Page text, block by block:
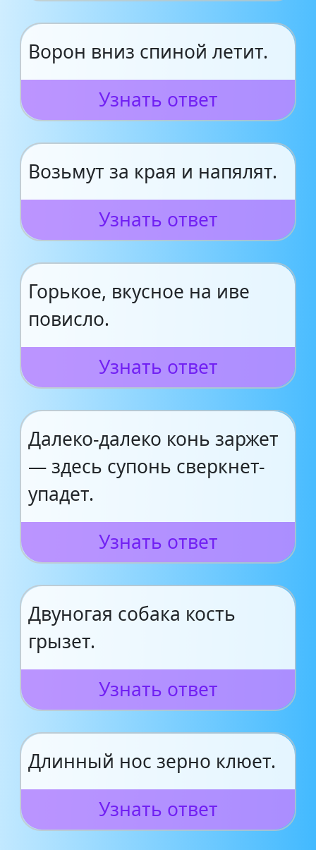
Ворон вниз спиной летит.
Узнать ответ
Возьмут за края и напялят.
Узнать ответ
Горькое, вкусное на иве
повисло.
Узнать ответ
Далеко-далеко конь заржет
— здесь супонь сверкнет-
упадет.
Узнать ответ
Двуногая собака кость
грызет.
Узнать ответ
Длинный нос зерно клюет.
Узнать ответ